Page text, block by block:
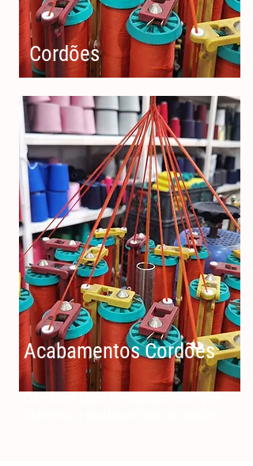
Cordões
Acabamentos Cordões